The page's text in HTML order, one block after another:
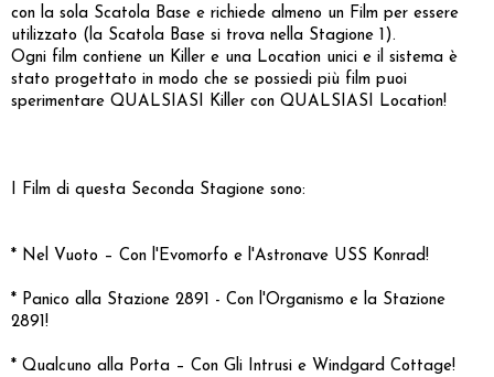
con la sola Scatola Base e richiede almeno un Film per essere
utilizzato (la Scatola Base si trova nella Stagione 1).
Ogni film contiene un Killer e una Location unici e il sistema è
stato progettato in modo che se possiedi più film puoi
sperimentare QUALSIASI Killer con QUALSIASI Location!
I Film di questa Seconda Stagione sono:
* Nel Vuoto – Con l'Evomorfo e l'Astronave USS Konrad!
* Panico alla Stazione 2891 - Con l'Organismo e la Stazione
2891!
* Qualcuno alla Porta – Con Gli Intrusi e Windgard Cottage!